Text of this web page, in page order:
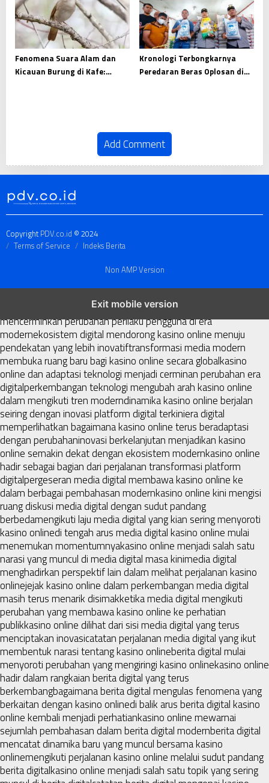
Fenomena Suara Alam dan
Kicauan Burung di Kafe:
Kronologi Terbongkarnya
Peredaran Beras Oplosan di
Add Comment
CopyrightPDV.co.id © 2024
Terms of Service
Indeks Berita
Non AMP Version
Exit mobile version
yang terus berkembangperkembangan kasino online
mencerminkan perubahan perilaku pengguna di era
modernekosistem digital mendorong kasino online menuju
pendekatan yang lebih inovatiftransformasi media modern
membuka ruang baru bagi kasino online secara globalkasino
online dan adaptasi teknologi menjadi cerminan perubahan era
digitalperkembangan teknologi mengubah arah kasino online
dalam mengikuti tren moderndinamika kasino online berjalan
seiring dengan inovasi platform digital terkiniera digital
memperlihatkan bagaimana kasino online terus beradaptasi
dengan perubahaninovasi berkelanjutan menjadikan kasino
online semakin dekat dengan ekosistem modernkasino online
hadir sebagai bagian dari perjalanan transformasi platform
digitalpergeseran media digital membawa kasino online ke
dalam berbagai pembahasan modernkasino online kini mengisi
ruang diskusi media digital dengan sudut pandang
berbedamengikuti laju media digital yang kian sering menyoroti
kasino onlinedi tengah arus media digital kasino online mulai
menemukan momentumnyakasino online menjadi salah satu
narasi yang muncul di media digital masa kinimedia digital
menghadirkan perspektif lain dalam melihat perjalanan kasino
onlinejejak kasino online dalam perkembangan media digital
masih terus menarik disimakketika media digital mengikuti
perubahan yang membawa kasino online ke perhatian
publikkasino online dilihat dari sisi media digital yang terus
menciptakan inovasicatatan perjalanan media digital yang ikut
membentuk narasi tentang kasino onlineberita digital mulai
menyoroti perubahan yang mengiringi kasino onlinekasino online
hadir dalam rangkaian berita digital yang terus
berkembangbagaimana berita digital mengulas fenomena yang
berkaitan dengan kasino onlinedi balik arus berita digital kasino
online kembali menjadi perhatiankasino online mewarnai
sejumlah pembahasan dalam berita digital modernberita digital
mencatat dinamika baru yang muncul bersama kasino
onlinemengikuti perjalanan kasino online melalui sudut pandang
berita digitalkasino online menjadi salah satu topik yang sering